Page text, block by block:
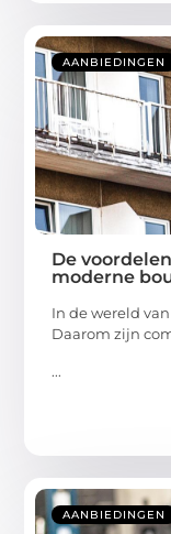
AANBIEDINGEN
De
moderne
In de wereld
Daarom zijn
...
AANBIEDINGEN